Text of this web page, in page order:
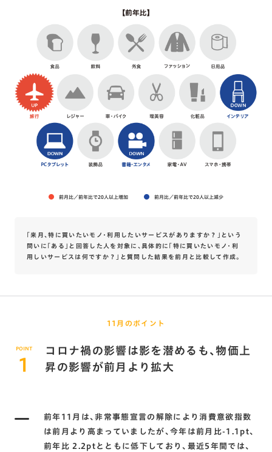
前月比／前年比で20人以上増加 前月比／前年比で20人以上減少
「来月、特に買いたいモノ・利用したいサービスがありますか？」という
問いに「ある」と回答した人を対象に、具体的に「特に買いたいモノ・利
用しいサービスは何ですか？」と質問した結果を前月と比較して作成。
11月のポイント
POINT
1
コロナ禍の影響は影を潜めるも､物価上
昇の影響が前月より拡大
前年11月は､非常事態宣言の解除により消費意欲指数
は前月より高まっていましたが､今年は前月比-1.1pt､
前年比2.2ptとともに低下しており､最近5年間では､